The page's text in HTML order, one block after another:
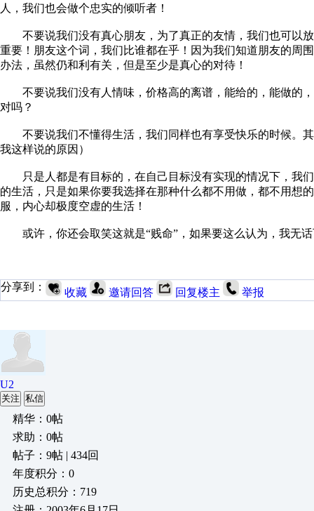
人，我们也会做个忠实的倾听者！
不要说我们没有真心朋友，为了真正的友情，我们也可以
重要！朋友这个词，我们比谁都在乎！因为我们知道朋友的周
办法，虽然仍和利有关，但是至少是真心的对待！
不要说我们没有人情味，价格高的离谱，能给的，能做的
对吗？
不要说我们不懂得生活，我们同样也有享受快乐的时候。
我这样说的原因）
只是人都是有目标的，在自己目标没有实现的情况下，我
的生活，只是如果你要我选择在那种什么都不用做，都不用想
服，内心却极度空虚的生活！
或许，你还会取笑这就是“贱命”，如果要这么认为，我无话
分享到： 收藏 邀请回答 回复楼主 举报
U2
关注 私信
精华：0帖
求助：0帖
帖子：9帖 | 434回
年度积分：0
历史总积分：719